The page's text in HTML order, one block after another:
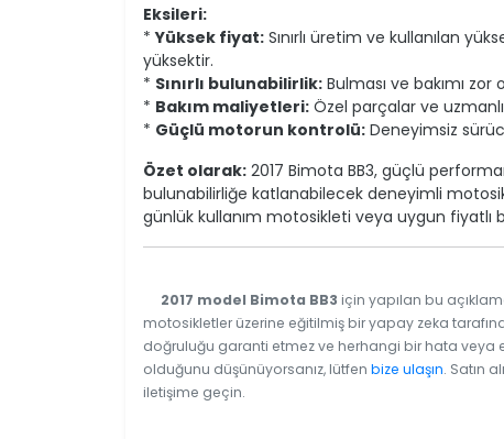
Eksileri:
*Yüksek fiyat: Sınırlı üretim ve kullanılan
yüksektir.
* Sınırlı bulunabilirlik: Bulması ve bakımı zor
* Bakım maliyetleri: Özel parçalar ve
* Güçlü motorun kontrolü: Deneyimsiz
Özet olarak: 2017 Bimota BB3, güçlü
bulunabilirliğe katlanabilecek deneyimli
günlük kullanım motosikleti veya uygun fiyatlı
2017 model Bimota BB3 için yapılan bu
motosikletler üzerine eğitilmiş bir yapay zeka
doğruluğu garanti etmez ve herhangi bir hata veya
olduğunu düşünüyorsanız, lütfen bize ulaşın. Satın
iletişime geçin.